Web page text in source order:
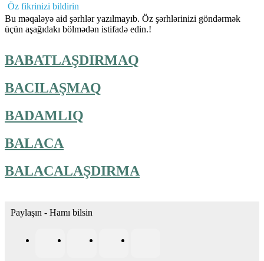
Öz fikrinizi bildirin
Bu məqaləyə aid şərhlər yazılmayıb. Öz şərhlərinizi göndərmək
üçün aşağıdakı bölmədən istifadə edin.!
BABATLAŞDIRMAQ
BACILAŞMAQ
BADAMLIQ
BALACA
BALACALAŞDIRMA
Paylaşın - Hamı bilsin